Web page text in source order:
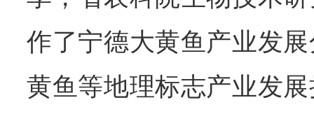
作了宁德大黄鱼产业发
黄鱼等地理标志产业发